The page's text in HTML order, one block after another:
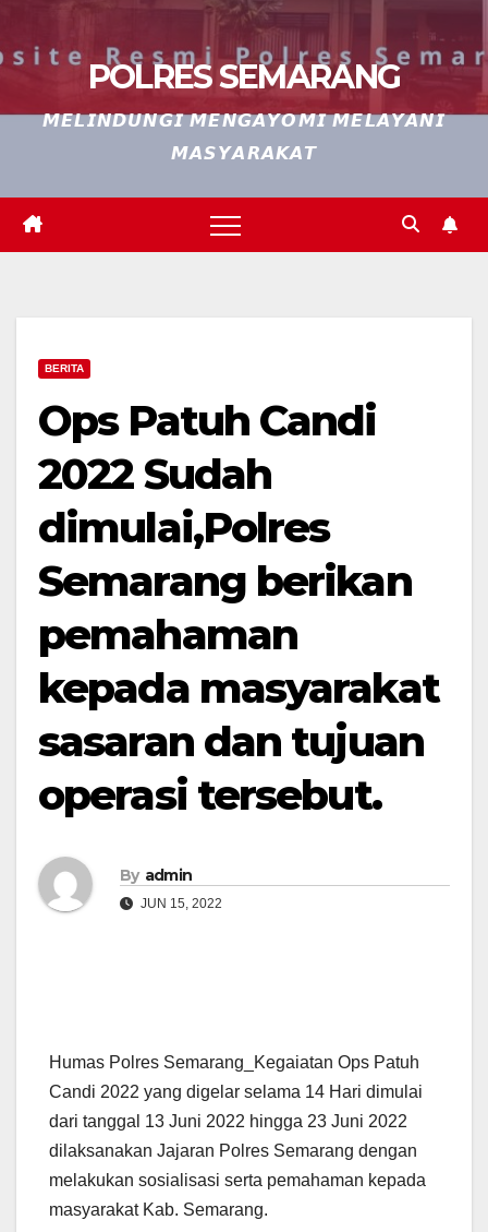
POLRES SEMARANG
𝙈𝙀𝙇𝙄𝙉𝘿𝙐𝙉𝙂𝙄 𝙈𝙀𝙉𝙂𝘼𝙔𝙊𝙈𝙄 𝙈𝙀𝙇𝘼𝙔𝘼𝙉𝙄
𝙈𝘼𝙎𝙔𝘼𝙍𝘼𝙆𝘼𝙏
BERITA
Ops Patuh Candi
2022 Sudah
dimulai,Polres
Semarang berikan
pemahaman
kepada masyarakat
sasaran dan tujuan
operasi tersebut.
By admin
JUN 15, 2022
Humas Polres Semarang_Kegaiatan Ops Patuh
Candi 2022 yang digelar selama 14 Hari dimulai
dari tanggal 13 Juni 2022 hingga 23 Juni 2022
dilaksanakan Jajaran Polres Semarang dengan
melakukan sosialisasi serta pemahaman kepada
masyarakat Kab. Semarang.